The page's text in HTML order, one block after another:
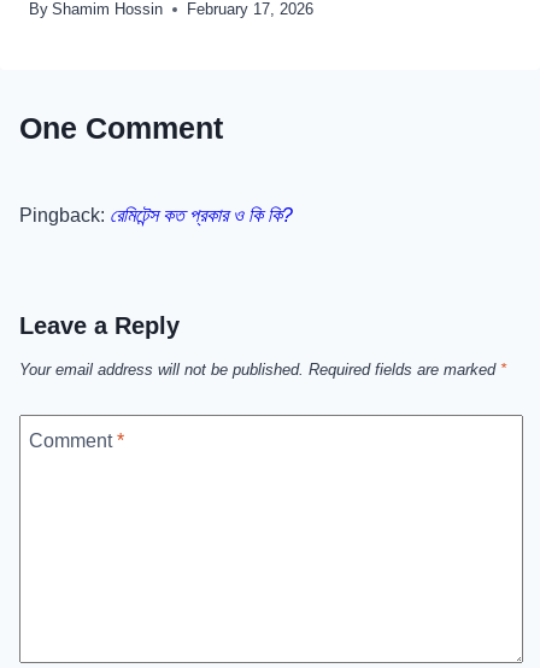
By Shamim Hossin February 17, 2026
One Comment
Pingback: রেমিটেন্স কত প্রকার ও কি কি?
Leave a Reply
Your email address will not be published. Required fields are marked *
Comment*